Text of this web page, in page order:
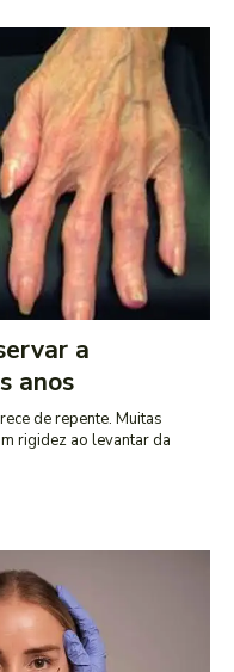
a
anos
de repente. Muitas
rigidez ao levantar da